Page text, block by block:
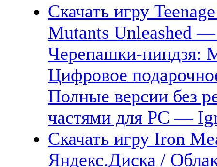
Скачать игру
Mutants Unleashed
Черепашки-ниндзя:
Цифровое
Полные версии без
частями для PC —
Скачать игру Iron
Яндекс.Диска /